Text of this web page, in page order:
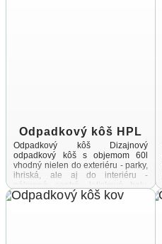
Odpadkový kôš HPL
Odpadkový kôš Dizajnový
odpadkový kôš s objemom 60l
vhodný nielen do exteriéru - parky,
ihriská, ale aj do interiéru -
nákupné centrá, letiskové haly,
vstupné ...